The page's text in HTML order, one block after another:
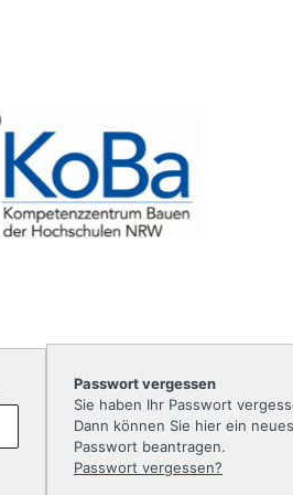
Passwort vergessen
Sie haben Ihr Passwort
Dann können Sie hier ein neues
Passwort beantragen.
Passwort vergessen?